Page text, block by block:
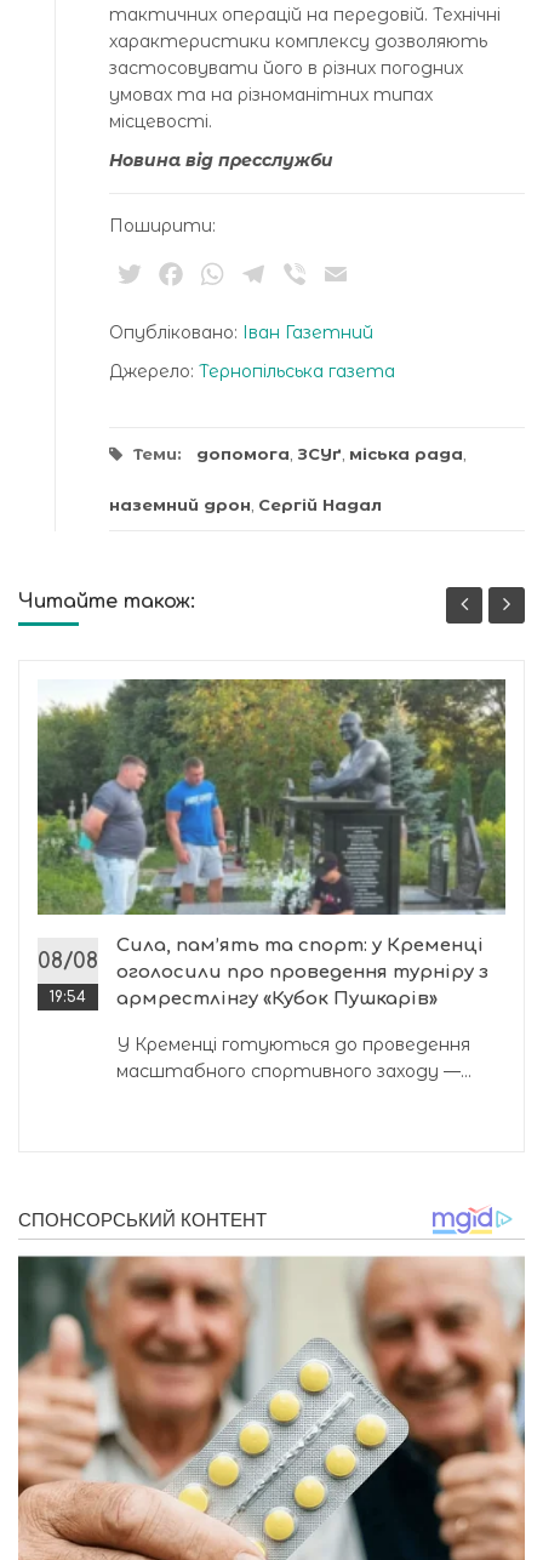
тактичних операцій на передовій. Технічні
характеристики комплексу дозволяють
застосовувати його в різних погодних
умовах та на різноманітних типах
місцевості.
Новина від пресслужби
Поширити:
TwitterFacebookWhatsApp
Telegram
Viber
Опубліковано: Іван Газетний
Джерело: Тернопільська газета
Теми: допомога ЗСУґ міська рада
наземний дрон Сергій Надал
Читайте також:
08/08
19:54
Сила, пам’ять та спорт: у Кременці
оголосили про проведення турніру з
армрестлінгу «Кубок Пушкарів»
У Кременці готуються до проведення
масштабного спортивного заходу —...